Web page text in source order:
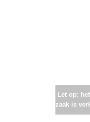
Let op:
zaak is